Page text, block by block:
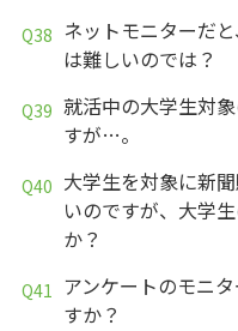
ネットモニターだ
は難しいのでは？
就活中の大学生対
すが…。
大学生を対象に新
いのですが、大学
か？
アンケートのモニ
すか？